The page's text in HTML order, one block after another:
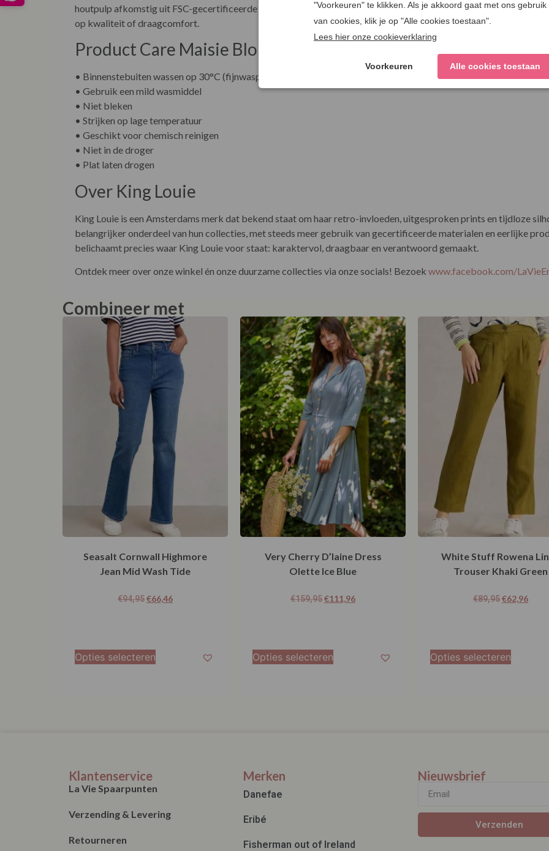
houtpulp afkomstig uit FSC-gecertificeerde bossen, met aanzienlijk minder waterverbruik en uitstoot. Dit zorgt
op kwaliteit of draagcomfort.
Product Care Maisie Blouse Duna
• Binnenstebuiten wassen op 30°C (fijnwasprogramma)
• Gebruik een mild wasmiddel
• Niet bleken
• Strijken op lage temperatuur
• Geschikt voor chemisch reinigen
• Niet in de droger
• Plat laten drogen
Over King Louie
King Louie is een Amsterdams merk dat bekend staat om haar retro-invloeden, uitgesproken prints en tijdloze
belangrijker onderdeel van hun collecties, met steeds meer gebruik van gecertificeerde materialen en eerlijke
belichaamt precies waar King Louie voor staat: karaktervol, draagbaar en verantwoord gemaakt.
Ontdek meer over onze winkel én onze duurzame collecties via onze socials! Bezoek www.facebook.com/
Combineer met
Seasalt Cornwall Highmore
Jean Mid Wash Tide
€94,95€66,46
Opties selecteren
Very Cherry D’laine Dress
Olette Ice Blue
€159,95€111,96
Opties selecteren
White Stuff Rowena
Trouser Khaki Green
€89,95€62,96
Opties selecteren
Klantenservice
La Vie Spaarpunten
Verzending & Levering
Retourneren
Merken
Danefae
Eribé
Fisherman out of Ireland
Nieuwsbrief
Verzenden